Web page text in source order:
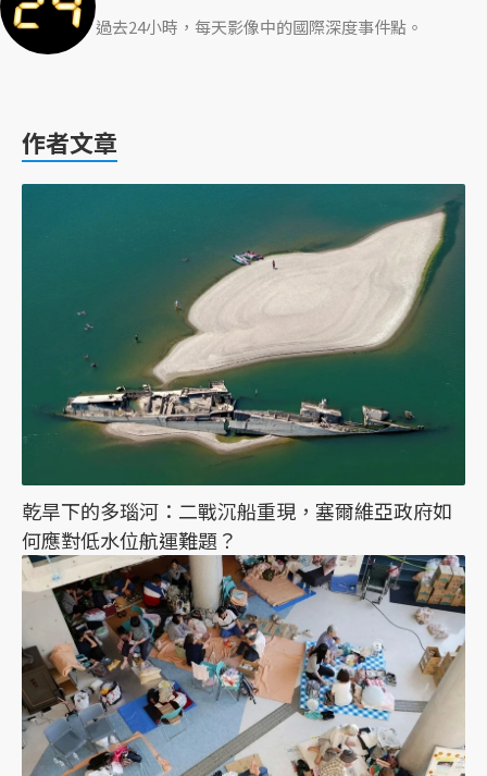
過去24小時，每天影像中的國際深度事件點。
作者文章
乾旱下的多瑙河：二戰沉船重現，塞爾維亞政府如
何應對低水位航運難題？